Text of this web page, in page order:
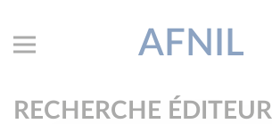
AFNIL
RECHERCHE ÉDITEUR